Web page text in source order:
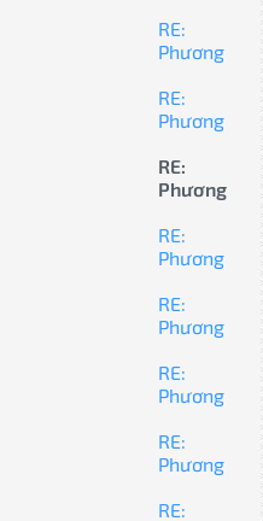
RE:
Phương
RE:
Phương
RE:
Phương
RE:
Phương
RE:
Phương
RE:
Phương
RE:
Phương
RE: